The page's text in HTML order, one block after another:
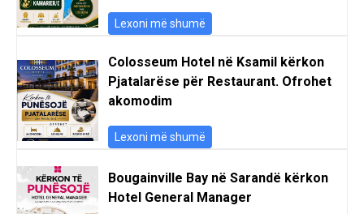
Lexoni më shumë
Colosseum Hotel në Ksamil kërkon
Pjatalarëse për Restaurant. Ofrohet
akomodim
Lexoni më shumë
Bougainville Bay në Sarandë kërkon
Hotel General Manager